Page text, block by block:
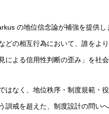
の地位信念論が補強を提供
どの相互行為において、誰をよ
による信用性判断の歪み」を社
はなく、地位秩序・制度規範
訓戒を超えた、制度設計の問い